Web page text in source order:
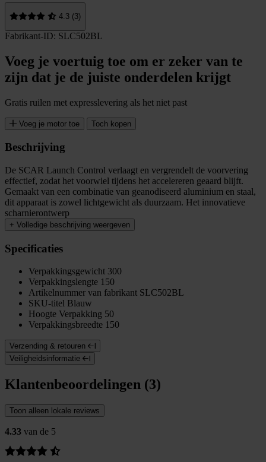
4.3 (3)
Fabrikant-ID: SLC502BL
Voeg je voertuig toe om er zeker van te
zijn dat je de juiste onderdelen krijgt
Gratis ruilen met expresslevering als het niet past
Voeg je motor toe Toch kopen
Beschrijving
De SCAR Launch Control verlaagt en vergrendelt de voorvering
effectief, zodat het voorwiel tijdens het accelereren geaard blijft.
Gemaakt van een combinatie van geanodiseerd aluminium en staal,
dit apparaat is zowel lichtgewicht als duurzaam. Het innovatieve
scharnierontwerp
+ Volledige beschrijving weergeven
Specificaties
Verpakkingsgewicht 300
Verpakkingslengte 150
Artikelnummer van fabrikant SLC502BL
SKU-titel Blauw
Hoogte Verpakking 50
Verpakkingsbreedte 150
Verzending & retouren
Veiligheidsinformatie
Klantenbeoordelingen (3)
Toon alleen lokale reviews
4.33 van de 5